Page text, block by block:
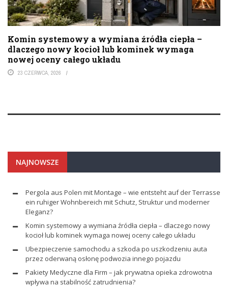
Komin systemowy a wymiana źródła ciepła –
dlaczego nowy kocioł lub kominek wymaga
nowej oceny całego układu
23 CZERWCA, 2026
NAJNOWSZE
Pergola aus Polen mit Montage – wie entsteht auf der Terrasse
ein ruhiger Wohnbereich mit Schutz, Struktur und moderner
Eleganz?
Komin systemowy a wymiana źródła ciepła – dlaczego nowy
kocioł lub kominek wymaga nowej oceny całego układu
Ubezpieczenie samochodu a szkoda po uszkodzeniu auta
przez oderwaną osłonę podwozia innego pojazdu
Pakiety Medyczne dla Firm – jak prywatna opieka zdrowotna
wpływa na stabilność zatrudnienia?